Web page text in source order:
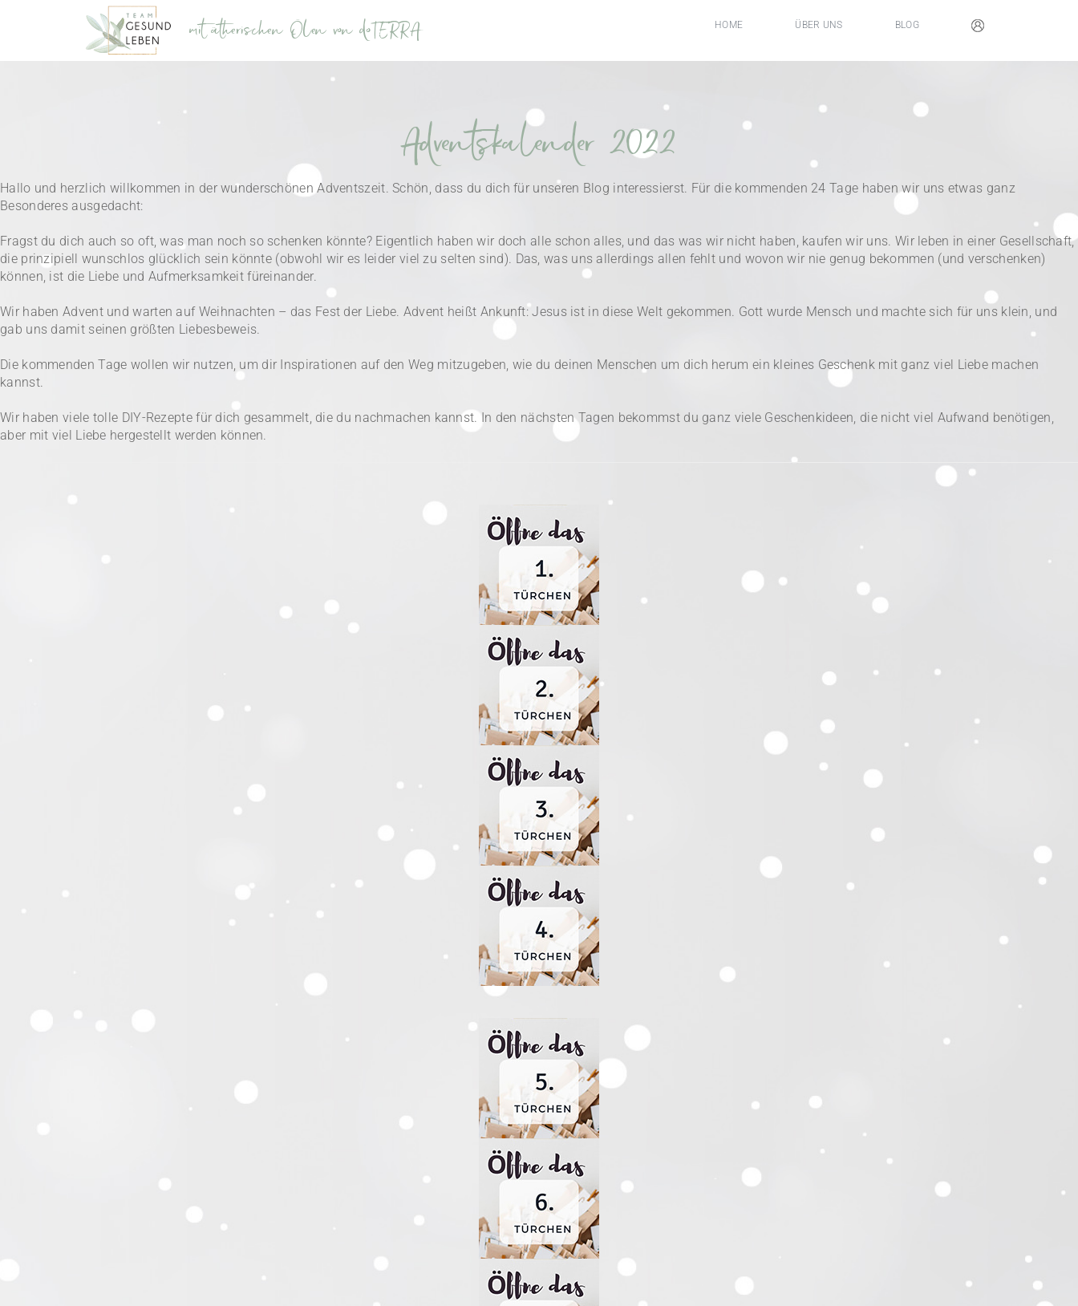
mit ätherischen Ölen von doTERRA HOME ÜBER UNS BLOG
Adventskalender 2022
Hallo und herzlich willkommen in der wunderschönen Adventszeit. Schön, dass du dich für unseren Blog interessierst. Für die kommenden 24 Tage haben wir uns etwas ganz
Besonderes ausgedacht:
Fragst du dich auch so oft, was man noch so schenken könnte? Eigentlich haben wir doch alle schon alles, und das was wir nicht haben, kaufen wir uns. Wir leben in einer Gesellschaft,
die prinzipiell wunschlos glücklich sein könnte (obwohl wir es leider viel zu selten sind). Das, was uns allerdings allen fehlt und wovon wir nie genug bekommen (und verschenken)
können, ist die Liebe und Aufmerksamkeit füreinander.
Wir haben Advent und warten auf Weihnachten – das Fest der Liebe. Advent heißt Ankunft: Jesus ist in diese Welt gekommen. Gott wurde Mensch und machte sich für uns klein, und
gab uns damit seinen größten Liebesbeweis.
Die kommenden Tage wollen wir nutzen, um dir Inspirationen auf den Weg mitzugeben, wie du deinen Menschen um dich herum ein kleines Geschenk mit ganz viel Liebe machen
kannst.
Wir haben viele tolle DIY-Rezepte für dich gesammelt, die du nachmachen kannst. In den nächsten Tagen bekommst du ganz viele Geschenkideen, die nicht viel Aufwand benötigen,
aber mit viel Liebe hergestellt werden können.